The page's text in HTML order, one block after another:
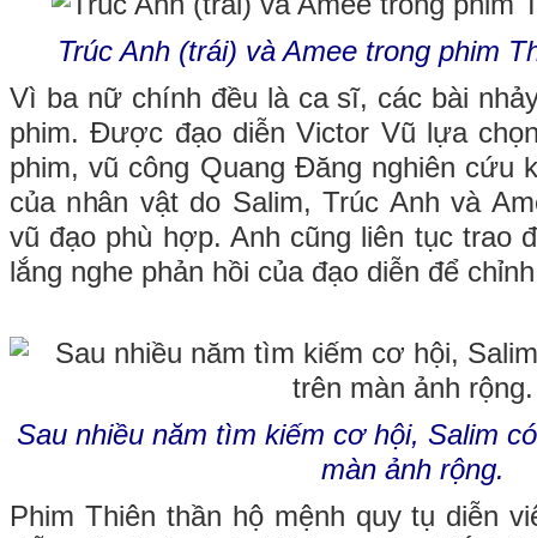
Trúc Anh (trái) và Amee trong phim
Vì ba nữ chính đều là ca sĩ, các bài
phim. Được đạo diễn Victor Vũ lựa
phim, vũ công Quang Đăng nghiên cứu
của nhân vật do Salim, Trúc Anh và
vũ đạo phù hợp. Anh cũng liên tục trao
lắng nghe phản hồi của đạo diễn để
Sau nhiều năm tìm kiếm cơ hội, Salim
màn ảnh rộng.
Phim Thiên thần hộ mệnh quy tụ diễn